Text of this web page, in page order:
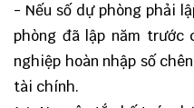
- Nếu số dự phòng phải
phòng đã lập năm
nghiệp hoàn nhập số
tài chính.